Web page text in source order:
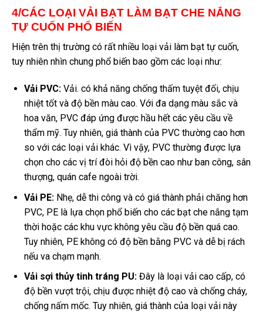
4/CÁC LOẠI VẢI BẠT LÀM BẠT CHE NẮNG
TỰ CUỐN PHỔ BIẾN
Hiện trên thị trường có rất nhiều loại vải làm bạt tự cuốn,
tuy nhiên nhìn chung phổ biến bao gồm các loại như:
Vải PVC:Vải. có khả năng chống thấm tuyệt đối, chịu
nhiệt tốt và độ bền màu cao. Với đa dạng màu sắc và
hoa văn, PVC đáp ứng được hầu hết các yêu cầu về
thẩm mỹ. Tuy nhiên, giá thành của PVC thường cao hơn
so với các loại vải khác. Vì vậy, PVC thường được lựa
chọn cho các vị trí đòi hỏi độ bền cao như ban công, sân
thượng, quán cafe ngoài trời.
Vải PE:Nhẹ, dễ thi công và có giá thành phải chăng hơn
PVC, PE là lựa chọn phổ biến cho các bạt che nắng tạm
thời hoặc các khu vực không yêu cầu độ bền quá cao.
Tuy nhiên, PE không có độ bền bằng PVC và dễ bị rách
nếu va chạm mạnh.
Vải sợi thủy tinh tráng PU:Đây là loại vải cao cấp, có
độ bền vượt trội, chịu được nhiệt độ cao và chống cháy,
chống nấm mốc. Tuy nhiên, giá thành của loại vải này